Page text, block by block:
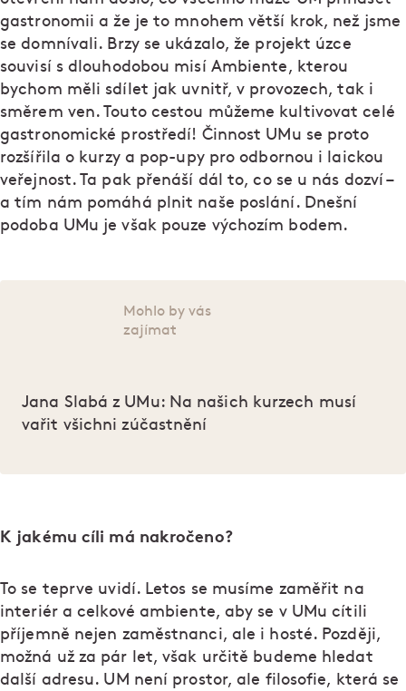
gastronomii a že je to mnohem větší krok, než jsme
se domnívali. Brzy se ukázalo, že projekt úzce
souvisí s dlouhodobou misí Ambiente, kterou
bychom měli sdílet jak uvnitř, v provozech, tak i
směrem ven. Touto cestou můžeme kultivovat celé
gastronomické prostředí! Činnost UMu se proto
rozšířila o kurzy a pop-upy pro odbornou i laickou
veřejnost. Ta pak přenáší dál to, co se u nás dozví –
a tím nám pomáhá plnit naše poslání. Dnešní
podoba UMu je však pouze výchozím bodem.
Mohlo by vás
zajímat
Jana Slabá z UMu: Na našich kurzech musí
vařit všichni zúčastnění
K jakému cíli má nakročeno?
To se teprve uvidí. Letos se musíme zaměřit na
interiér a celkové ambiente, aby se v UMu cítili
příjemně nejen zaměstnanci, ale i hosté. Později,
možná už za pár let, však určitě budeme hledat
další adresu. UM není prostor, ale filosofie, která se